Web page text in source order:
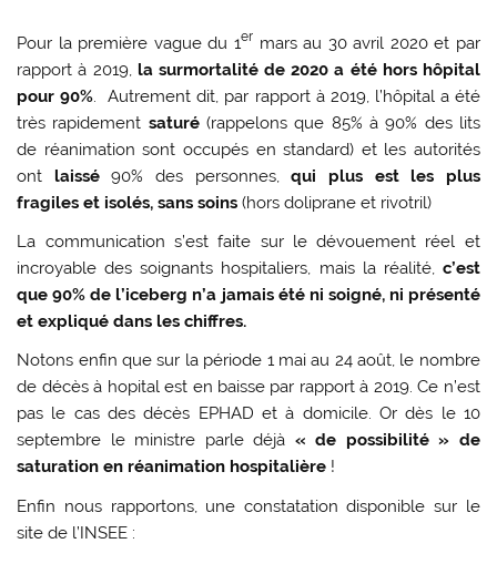
Pour la première vague du 1er mars au 30 avril 2020 et par
rapport à 2019, la surmortalité de 2020 a été hors hôpital
pour 90%. Autrement dit, par rapport à 2019, l’hôpital a été
très rapidement saturé(rappelons que 85% à 90% des lits
de réanimation sont occupés en standard) et les autorités
ont laissé90% des personnes,qui plus est les plus
fragiles et isolés, sans soins (hors doliprane et rivotril)
La communication s’est faite sur le dévouement réel et
incroyable des soignants hospitaliers, mais la réalité, c’est
que 90% de l’iceberg n’a jamais été ni soigné, ni présenté
et expliqué dans les chiffres.
Notons enfin que sur la période 1 mai au 24 août, le nombre
de décès à hopital est en baisse par rapport à 2019. Ce n’est
pas le cas des décès EPHAD et à domicile. Or dès le 10
septembre le ministre parle déjà « de possibilité » de
saturation en réanimation hospitalière !
Enfin nous rapportons, une constatation disponible sur le
site de l’INSEE :